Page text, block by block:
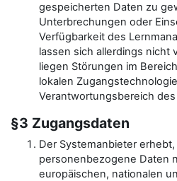
gespeicherten Daten zu
Unterbrechungen oder
Verfügbarkeit des
lassen sich allerdings nicht
liegen Störungen im
lokalen
Verantwortungsbereich
§3 Zugangsdaten
Der Systemanbieter
personenbezogene Daten
europäischen, nationalen